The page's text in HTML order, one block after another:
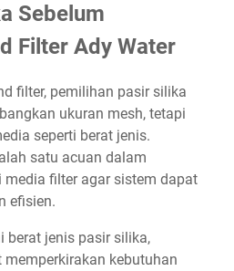
Sebelum
Filter Ady Water
filter, pemilihan pasir silika
ukuran mesh, tetapi
seperti berat jenis.
satu acuan dalam
filter agar sistem dapat
efisien.
berat jenis pasir silika,
kebutuhan